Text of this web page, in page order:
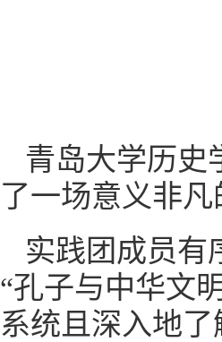
青岛大学历史
了一场意义非
实践团成员有
“孔子与中华文
系统且深入地了